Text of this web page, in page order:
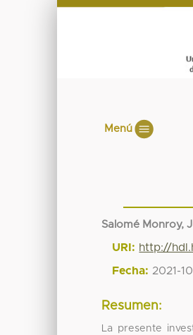
Menú
Salomé Monroy,
URI: http://
Fecha: 2021-
Resumen:
La presente